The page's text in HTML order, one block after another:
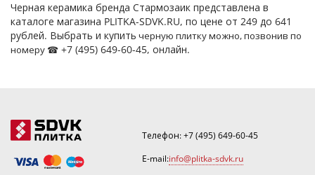
Черная керамика бренда Стармозаик представлена в
каталоге магазина PLITKA-SDVK.RU, по цене от 249 до 641
рублей. Выбрать и купить черную плиткуможно, позвонив по
номеру ☎ +7 (495) 649-60-45, онлайн.
Телефон:+7 (495) 649-60-45
E-mail:info@plitka-sdvk.ru